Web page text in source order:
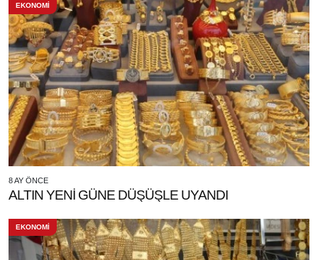
EKONOMİ
8 AY ÖNCE
ALTIN YENİ GÜNE DÜŞÜŞLE UYANDI
EKONOMİ